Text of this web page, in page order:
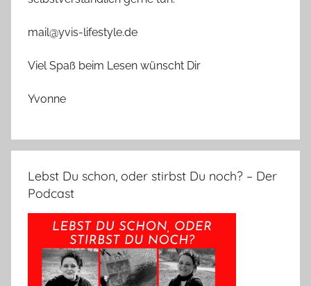
mail@yvis-lifestyle.de
Viel Spaß beim Lesen wünscht Dir
Yvonne
Lebst Du schon, oder stirbst Du noch? – Der
Podcast